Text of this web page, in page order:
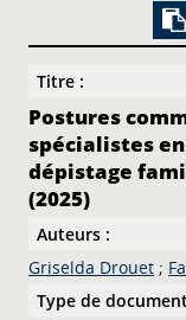
Titre :
Postures
spécialistes
dépistage
(2025)
Auteurs :
Griselda Drouet ;
Type de